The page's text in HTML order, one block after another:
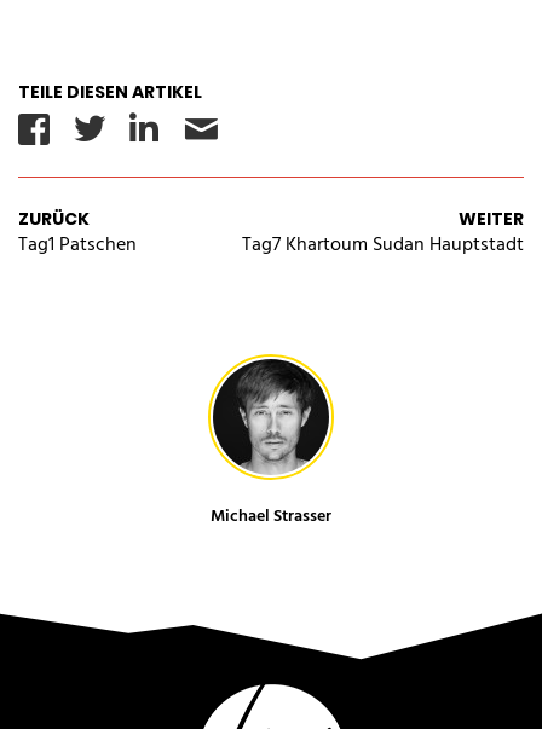
TEILE DIESEN ARTIKEL
Facebook
Twitter
Linkedin
ZURÜCK
Tag1 Patschen
WEITER
Tag7 Khartoum Sudan Hauptstadt
Michael Strasser